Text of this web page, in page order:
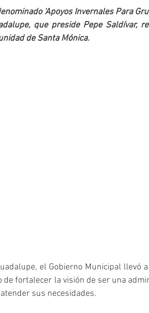
‘Apoyos Invernales Para
que preside Pepe Saldívar,
de Santa Mónica.
el Gobierno Municipal llevó
de fortalecer la visión de ser una
sus necesidades.